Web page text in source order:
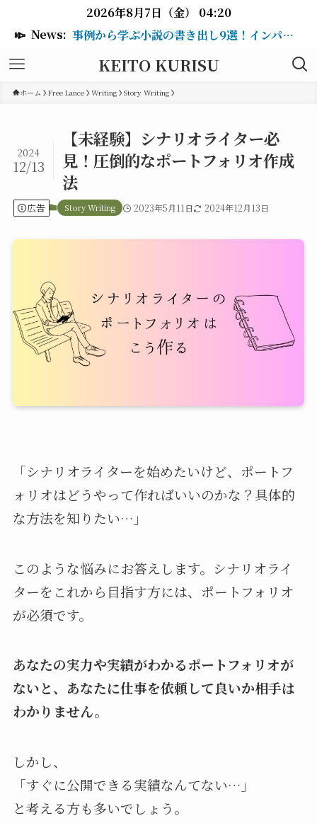
2026年8月7日（金） 04:20
📣 News: 事例から学ぶ小説の書き出し9選！インパクトのある冒頭を作るテク
KEITO KURISU
ホーム Free Lance Writing Story Writing
【未経験】シナリオライター必
見！圧倒的なポートフォリオ作成
法
2024
12/13
広告 Story Writing 2023年5月11日 2024年12月13日
「シナリオライターを始めたいけど、ポートフ
ォリオはどうやって作ればいいのかな？具体的
な方法を知りたい…」
このような悩みにお答えします。シナリオライ
ターをこれから目指す方には、ポートフォリオ
が必須です。
あなたの実力や実績がわかるポートフォリオが
ないと、あなたに仕事を依頼して良いか相手は
わかりません。
しかし、
「すぐに公開できる実績なんてない…」
と考える方も多いでしょう。